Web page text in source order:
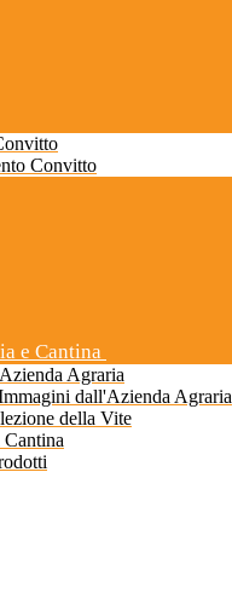
Convitto
e Cantina
Agraria
dall'Azienda Agraria
della Vite